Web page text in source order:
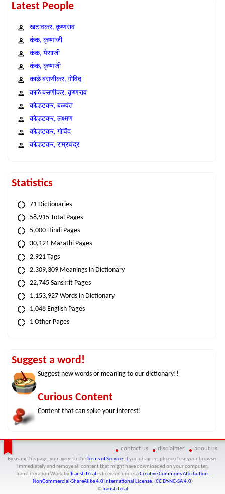
Latest People
खटावकर, कृष्णराव
कंक, कृष्णाजी
कंक, येसाजी
कंक, कृष्णजी
काळे बसणीकर, गोविंद
काळे बसणीकर, कृष्णराव
कोल्हटकर, बळवंत
कोल्हटकर, लक्ष्मण
कोल्हटकर, गोविंद
कोल्हटकर, राम्रचंद्र
Statistics
71 Dictionaries
58,915 Total Pages
5,000 Hindi Pages
30,121 Marathi Pages
2,921 Tags
2,309,309 Meanings in Dictionary
22,745 Sanskrit Pages
1,153,927 Words in Dictionary
1,048 English Pages
1 Other Pages
Suggest a word!
Suggest new words or meaning to our dictionary!!
Curious Content
Content that can spike your interest!
contact us disclaimer about us
By using this page, you agree to the Terms of Service. If you disagree, please close your browser
immediately and remove all content that might have downloaded on your computer.
TransLiteration Workby TransLiteral is licensed under aCreative Commons Attribution-
NonCommercial-ShareAlike 4.0 International License. (CC BY-NC-SA 4.0)
©TransLiteral